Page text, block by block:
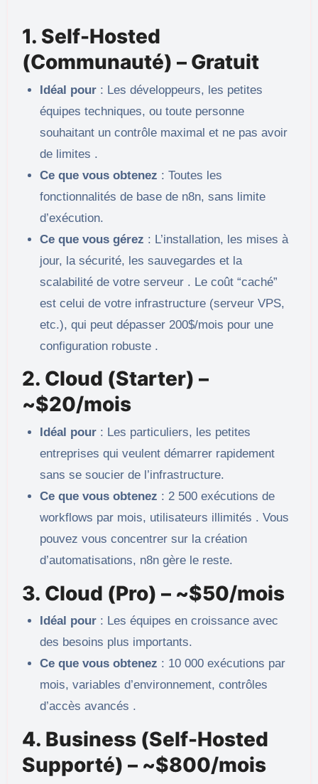
1. Self-Hosted
(Communauté) – Gratuit
Idéal pour : Les développeurs, les petites
équipes techniques, ou toute personne
souhaitant un contrôle maximal et ne pas avoir
de limites .
Ce que vous obtenez : Toutes les
fonctionnalités de base de n8n, sans limite
d’exécution.
Ce que vous gérez : L’installation, les mises à
jour, la sécurité, les sauvegardes et la
scalabilité de votre serveur . Le coût “caché”
est celui de votre infrastructure (serveur VPS,
etc.), qui peut dépasser 200$/mois pour une
configuration robuste .
2. Cloud (Starter) –
~$20/mois
Idéal pour : Les particuliers, les petites
entreprises qui veulent démarrer rapidement
sans se soucier de l’infrastructure.
Ce que vous obtenez : 2 500 exécutions de
workflows par mois, utilisateurs illimités . Vous
pouvez vous concentrer sur la création
d’automatisations, n8n gère le reste.
3. Cloud (Pro) – ~$50/mois
Idéal pour : Les équipes en croissance avec
des besoins plus importants.
Ce que vous obtenez : 10 000 exécutions par
mois, variables d’environnement, contrôles
d’accès avancés .
4. Business (Self-Hosted
Supporté) – ~$800/mois